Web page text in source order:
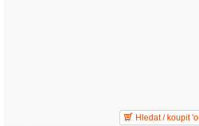
Hledat / koupit